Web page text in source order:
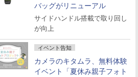
バッグがリニューアル
サイドハンドル搭載で取り回し
が向上
イベント告知
カメラのキタムラ、無料体験
イベント「夏休み親子フォト